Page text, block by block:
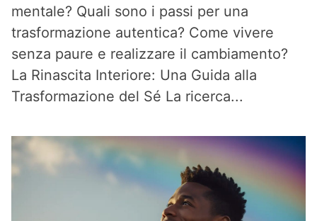
mentale? Quali sono i passi per una
trasformazione autentica? Come vivere
senza paure e realizzare il cambiamento?
La Rinascita Interiore: Una Guida alla
Trasformazione del Sé La ricerca...